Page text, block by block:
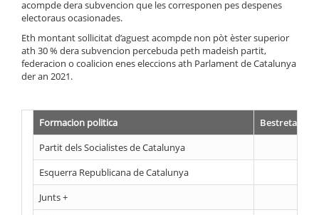
Accessibilitat
Idiòma: oc
acompde dera subvencion que les corresponen pes despenes
electoraus ocasionades.
Eth montant sollicitat d’aguest acompde non pòt èster superior
ath 30 % dera subvencion percebuda peth madeish partit,
federacion o coalicion enes eleccions ath Parlament de Catalunya
der an 2021.
Formacion politica
Bestreta
Partit dels Socialistes de Catalunya
Esquerra Republicana de Catalunya
Junts +